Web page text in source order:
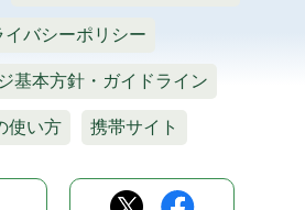
イバシーポリシー
基本方針・ガイドライン
使い方 携帯サイト